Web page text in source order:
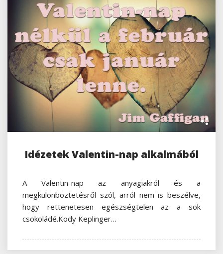
Idézetek Valentin-nap alkalmából
A Valentin-nap az anyagiakról és a
megkülönböztetésről szól, arról nem is beszélve,
hogy rettenetesen egészségtelen az a sok
csokoládé.Kody Keplinger…